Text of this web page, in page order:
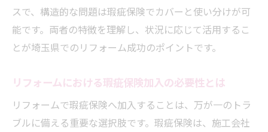
スで、構造的な問題は瑕疵保険でカバーと使い分けが可
能です。両者の特徴を理解し、状況に応じて活用するこ
とが埼玉県でのリフォーム成功のポイントです。
リフォームにおける瑕疵保険加入の必要性とは
リフォームで瑕疵保険へ加入することは、万が一のトラ
ブルに備える重要な選択肢です。瑕疵保険は、施工会社